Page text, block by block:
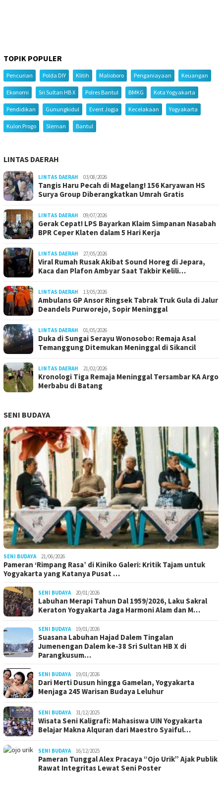
TOPIK POPULER
Pencurian Polda DIY Klitih Malioboro Penganiayaan Keuangan
Ekonomi Sri Sultan HB X Polres Bantul BMKG Kota Yogyakarta
Pendidikan Gunungkidul Event Jogja Kecelakaan Yogyakarta
Kulon Progo Sleman Bantul
LINTAS DAERAH
LINTAS DAERAH 03/08/2026
Tangis Haru Pecah di Magelang! 156 Karyawan HS
Surya Group Diberangkatkan Umrah Gratis
LINTAS DAERAH 09/07/2026
Gerak Cepat! LPS Bayarkan Klaim Simpanan Nasabah
BPR Ceper Klaten dalam 5 Hari Kerja
LINTAS DAERAH 27/05/2026
Viral Rumah Rusak Akibat Sound Horeg di Jepara,
Kaca dan Plafon Ambyar Saat Takbir Kelili…
LINTAS DAERAH 13/05/2026
Ambulans GP Ansor Ringsek Tabrak Truk Gula di Jalur
Deandels Purworejo, Sopir Meninggal
LINTAS DAERAH 01/05/2026
Duka di Sungai Serayu Wonosobo: Remaja Asal
Temanggung Ditemukan Meninggal di Sikancil
LINTAS DAERAH 21/02/2026
Kronologi Tiga Remaja Meninggal Tersambar KA Argo
Merbabu di Batang
SENI BUDAYA
SENI BUDAYA 21/06/2026
Pameran ‘Rimpang Rasa’ di Kiniko Galeri: Kritik Tajam untuk
Yogyakarta yang Katanya Pusat …
SENI BUDAYA 20/01/2026
Labuhan Merapi Tahun Dal 1959/2026, Laku Sakral
Keraton Yogyakarta Jaga Harmoni Alam dan M…
SENI BUDAYA 19/01/2026
Suasana Labuhan Hajad Dalem Tingalan
Jumenengan Dalem ke-38 Sri Sultan HB X di
Parangkusum…
SENI BUDAYA 19/01/2026
Dari Merti Dusun hingga Gamelan, Yogyakarta
Menjaga 245 Warisan Budaya Leluhur
SENI BUDAYA 31/12/2025
Wisata Seni Kaligrafi: Mahasiswa UIN Yogyakarta
Belajar Makna Alquran dari Maestro Syaiful…
SENI BUDAYA 16/12/2025
Pameran Tunggal Alex Pracaya “Ojo Urik” Ajak Publik
Rawat Integritas Lewat Seni Poster